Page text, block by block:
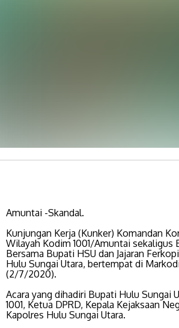
Amuntai -Skandal.
Kunjungan Kerja (Kunker) Komandan
Wilayah Kodim 1001/Amuntai sekaligus
Bersama Bupati HSU dan Jajaran
Hulu Sungai Utara, bertempat di
(2/7/2020).
Acara yang dihadiri Bupati Hulu Sungai
1001, Ketua DPRD, Kepala Kejaksaan
Kapolres Hulu Sungai Utara.